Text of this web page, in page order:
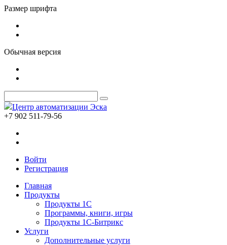
Размер шрифта
Обычная версия
Центр автоматизации Эска
+7 902 511-79-56
Войти
Регистрация
Главная
Продукты
Продукты 1С
Программы, книги, игры
Продукты 1С-Битрикс
Услуги
Дополнительные услуги